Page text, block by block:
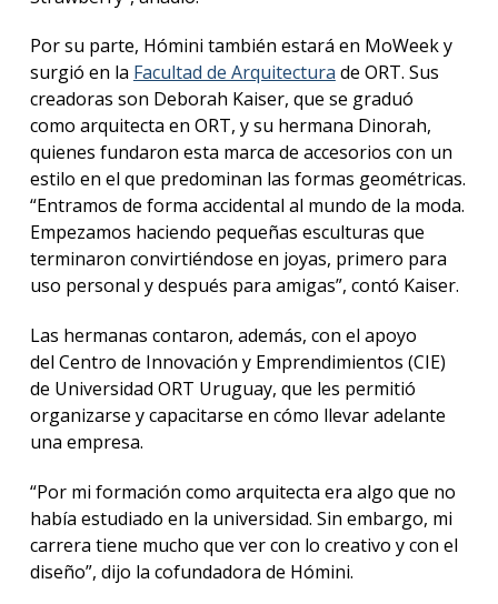
Por su parte, Hómini también estará en MoWeek y
surgió en la Facultad de Arquitectura de ORT. Sus
creadoras son Deborah Kaiser, que se graduó
como arquitecta en ORT, y su hermana Dinorah,
quienes fundaron esta marca de accesorios con un
estilo en el que predominan las formas geométricas.
“Entramos de forma accidental al mundo de la moda.
Empezamos haciendo pequeñas esculturas que
terminaron convirtiéndose en joyas, primero para
uso personal y después para amigas”, contó Kaiser.
Las hermanas contaron, además, con el apoyo
del Centro de Innovación y Emprendimientos (CIE)
de Universidad ORT Uruguay, que les permitió
organizarse y capacitarse en cómo llevar adelante
una empresa.
“Por mi formación como arquitecta era algo que no
había estudiado en la universidad. Sin embargo, mi
carrera tiene mucho que ver con lo creativo y con el
diseño”, dijo la cofundadora de Hómini.